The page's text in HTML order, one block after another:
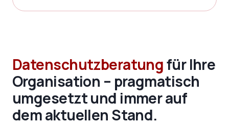
Datenschutzberatungfür Ihre
Organisation – pragmatisch
umgesetzt und immer auf
dem aktuellen Stand.